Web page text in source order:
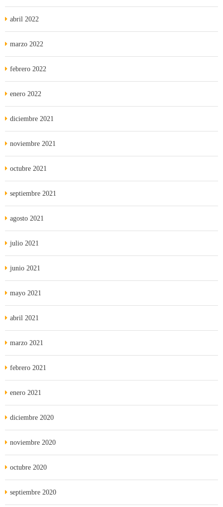
abril 2022
marzo 2022
febrero 2022
enero 2022
diciembre 2021
noviembre 2021
octubre 2021
septiembre 2021
agosto 2021
julio 2021
junio 2021
mayo 2021
abril 2021
marzo 2021
febrero 2021
enero 2021
diciembre 2020
noviembre 2020
octubre 2020
septiembre 2020